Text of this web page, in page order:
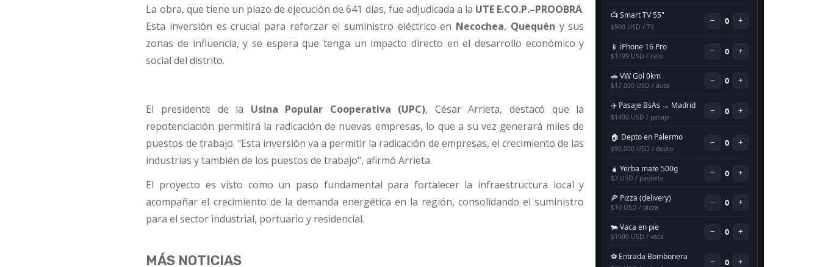
La obra, que tiene un plazo de ejecución de 641 días, fue adjudicada a la UTE E.CO.P.–PROOBRA.
Esta inversión es crucial para reforzar el suministro eléctrico en Necochea, Quequén y sus
zonas de influencia, y se espera que tenga un impacto directo en el desarrollo económico y
social del distrito.
El presidente de la Usina Popular Cooperativa (UPC), César Arrieta, destacó que la
repotenciación permitirá la radicación de nuevas empresas, lo que a su vez generará miles de
puestos de trabajo. "Esta inversión va a permitir la radicación de empresas, el crecimiento de las
industrias y también de los puestos de trabajo", afirmó Arrieta.
El proyecto es visto como un paso fundamental para fortalecer la infraestructura local y
acompañar el crecimiento de la demanda energética en la región, consolidando el suministro
para el sector industrial, portuario y residencial.
MÁS NOTICIAS